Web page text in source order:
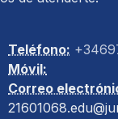
Teléfono:
Móvil:
Correo